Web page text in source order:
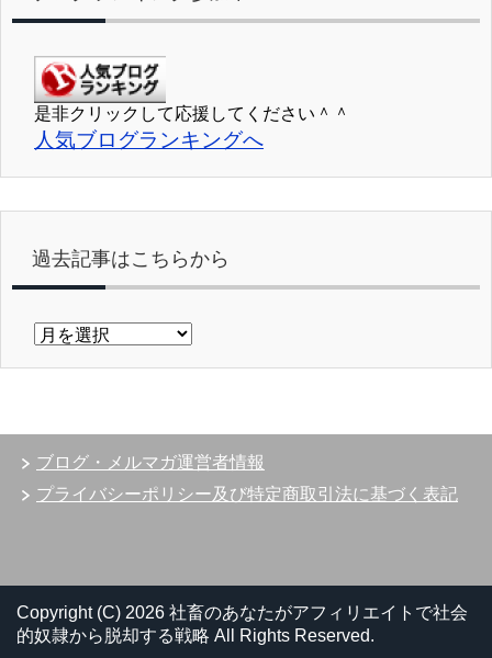
是非クリックして応援してください＾＾
人気ブログランキングへ
過去記事はこちらから
過
ち
ら
ブログ・メルマガ運営者情報
プライバシーポリシー及び特定商取引法に基づく表記
Copyright (C) 2026 社畜のあなたがアフィリエイトで社会
的奴隷から脱却する戦略 All Rights Reserved.